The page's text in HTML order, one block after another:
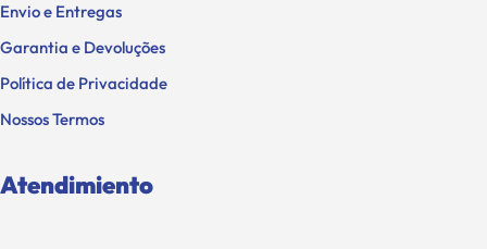
Envio e Entregas
Garantia e Devoluções
Política de Privacidade
Nossos Termos
Atendimiento